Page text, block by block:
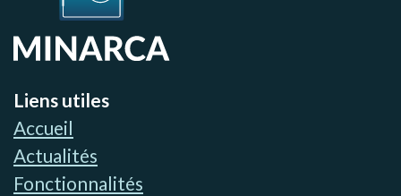
Liens utiles
Accueil
Actualités
Fonctionnalités